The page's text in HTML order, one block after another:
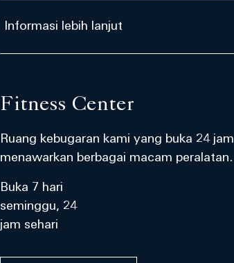
Informasi lebih lanjut
Fitness Center
Ruang kebugaran kami yang buka 24 jam
menawarkan berbagai macam peralatan.
Buka 7 hari
seminggu, 24
jam sehari